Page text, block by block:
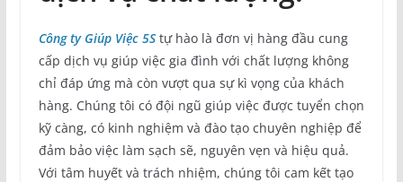
Công ty Giúp Việc 5Stự hào là đơn vị hàng đầu cung
cấp dịch vụ giúp việc gia đình với chất lượng không
chỉ đáp ứng mà còn vượt qua sự kì vọng của khách
hàng. Chúng tôi có đội ngũ giúp việc được tuyển chọn
kỹ càng, có kinh nghiệm và đào tạo chuyên nghiệp để
đảm bảo việc làm sạch sẽ, nguyên vẹn và hiệu quả.
Với tâm huyết và trách nhiệm, chúng tôi cam kết tạo